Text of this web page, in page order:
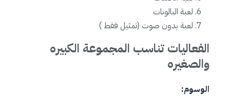
لعبة البالونات
لعبة بدون صوت (تمثيل فقط )
الفعاليات تناسب المجموعة الكبيره
والصغيره
الوسوم: